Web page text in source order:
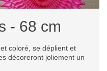
- 68 cm
coloré, se déplient et
décoreront joliement un